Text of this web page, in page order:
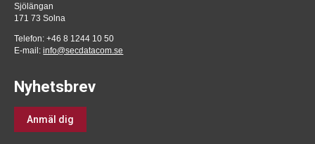
Sjölängan
171 73 Solna
Telefon: +46 8 1244 10 50
E-mail:info@secdatacom.se
Nyhetsbrev
Anmäl dig